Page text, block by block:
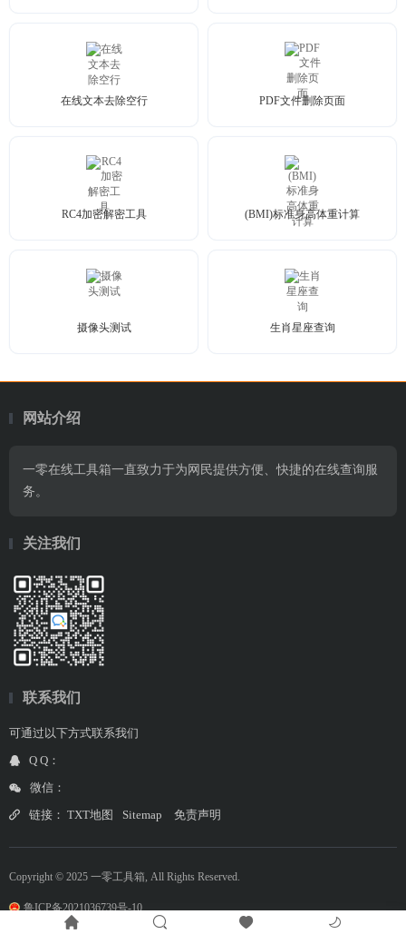
在线文本去除空行 PDF文件删除页面
RC4加密解密工具 (BMI)标准身高体重计算
摄像头测试 生肖星座查询
网站介绍
一零在线工具箱一直致力于为网民提供方便、快捷的在线查询服
务。
关注我们
联系我们
可通过以下方式联系我们
Q Q：
微信：
链接： TXT地图 Sitemap 免责声明
Copyright © 2025 一零工具箱, All Rights Reserved.
鲁ICP备2021036739号-10